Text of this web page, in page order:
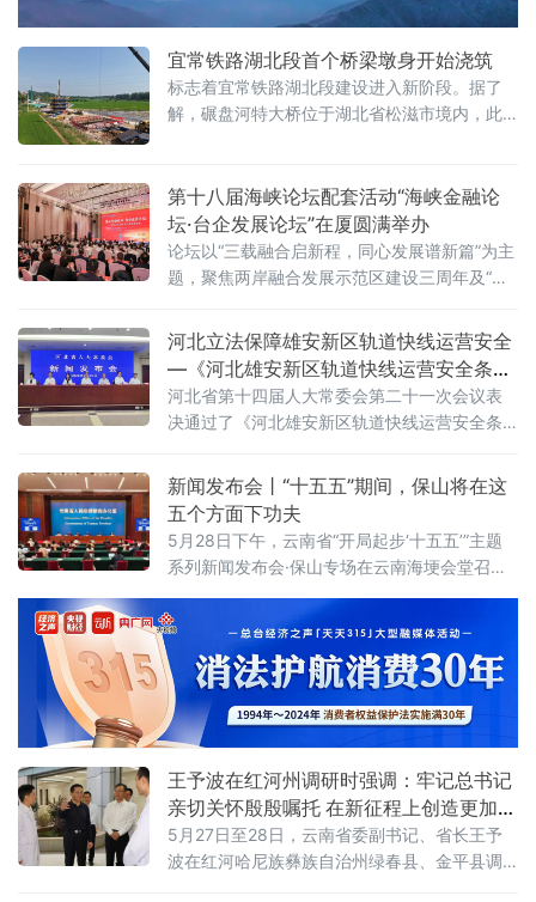
取民革醴陵市委会及市机关支部、天
宜常铁路湖北段首个桥梁墩身开始浇筑
标志着宜常铁路湖北段建设进入新阶段。据了
解，碾盘河特大桥位于湖北省松滋市境内，此
米；设计墩身横向宽度6.71米，纵向宽度3.01
米，墩身坡率为
第十八届海峡论坛配套活动“海峡金融论
坛·台企发展论坛”在厦圆满举办
论坛以“三载融合启新程，同心发展谱新篇”为主
题，聚焦两岸融合发展示范区建设三周年及“十
作、提升台企融资服务、促进产业转型升级等
开展务实研讨，吸引两岸专家学者、台胞台
企、金融机构200余人参会，以金融活水助推福
建加快打造台胞
河北立法保障雄安新区轨道快线运营安全
—《河北雄安新区轨道快线运营安全条
例》看点解读
河北省第十四届人大常委会第二十一次会议表
决通过了《河北雄安新区轨道快线运营安全条
跨区域轨道交通运营安全管理的地方性法规
新闻发布会丨“十五五”期间，保山将在这
五个方面下功夫
5月28日下午，云南省“开局起步‘十五五’”主题
系列新闻发布会·保山专场在云南海埂会堂召
期保山市经济社会发展的总体目标、重点工
作，并回答记者提问。“十四五”时期，保山市紧
扣省委、省政府“3815”战略发展目标，扎实推
进系列三年行动，推动全市高质量发展取得显
著成效。五年来，全市经济总量稳步攀升，地
区生产总值突破1300亿元，人均GDP达到5.6
万元；发展动
王予波在红河州调研时强调：牢记总书记
亲切关怀殷殷嘱托 在新征程上创造更加美
好生活
5月27日至28日，云南省委副书记、省长王予
波在红河哈尼族彝族自治州绿春县、金平县调